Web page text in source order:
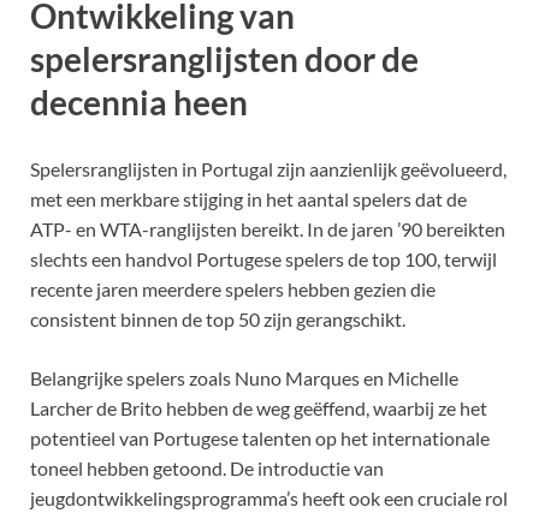
Ontwikkeling van
spelersranglijsten door de
decennia heen
Spelersranglijsten in Portugal zijn aanzienlijk geëvolueerd,
met een merkbare stijging in het aantal spelers dat de
ATP- en WTA-ranglijsten bereikt. In de jaren ’90 bereikten
slechts een handvol Portugese spelers de top 100, terwijl
recente jaren meerdere spelers hebben gezien die
consistent binnen de top 50 zijn gerangschikt.
Belangrijke spelers zoals Nuno Marques en Michelle
Larcher de Brito hebben de weg geëffend, waarbij ze het
potentieel van Portugese talenten op het internationale
toneel hebben getoond. De introductie van
jeugdontwikkelingsprogramma’s heeft ook een cruciale rol